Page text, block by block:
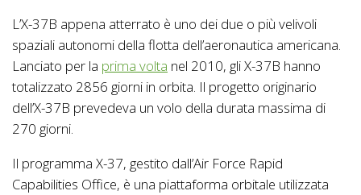
L’X-37B appena atterrato è uno dei due o più velivoli
spaziali autonomi della flotta dell’aeronautica americana.
Lanciato per la prima volta nel 2010, gli X-37B hanno
totalizzato 2856 giorni in orbita. Il progetto originario
dell’X-37B prevedeva un volo della durata massima di
270 giorni.
Il programma X-37, gestito dall’Air Force Rapid
Capabilities Office, è una piattaforma orbitale utilizzata